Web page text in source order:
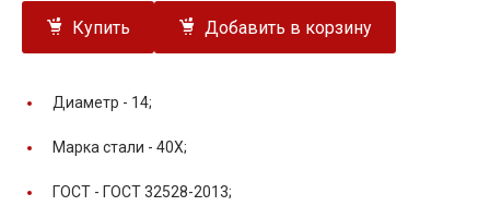
Купить Добавить в корзину
Диаметр - 14;
Марка стали - 40Х;
ГОСТ - ГОСТ 32528-2013;